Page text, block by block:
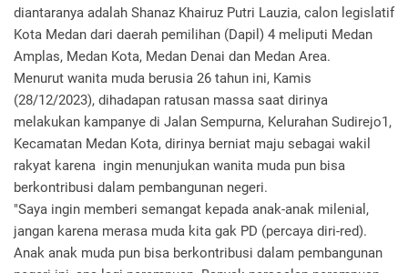
diantaranya adalah Shanaz Khairuz Putri Lauzia, calon legislatif
Kota Medan dari daerah pemilihan (Dapil) 4 meliputi Medan
Amplas, Medan Kota, Medan Denai dan Medan Area.
Menurut wanita muda berusia 26 tahun ini, Kamis
(28/12/2023), dihadapan ratusan massa saat dirinya
melakukan kampanye di Jalan Sempurna, Kelurahan Sudirejo1,
Kecamatan Medan Kota, dirinya berniat maju sebagai wakil
rakyat karena ingin menunjukan wanita muda pun bisa
berkontribusi dalam pembangunan negeri.
"Saya ingin memberi semangat kepada anak-anak milenial,
jangan karena merasa muda kita gak PD (percaya diri-red).
Anak anak muda pun bisa berkontribusi dalam pembangunan